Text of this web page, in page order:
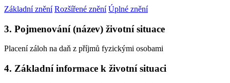
Základní znění Rozšířené znění Úplné znění
3. Pojmenování (název) životní situace
Placení záloh na daň z příjmů fyzickými osobami
4. Základní informace k životní situaci